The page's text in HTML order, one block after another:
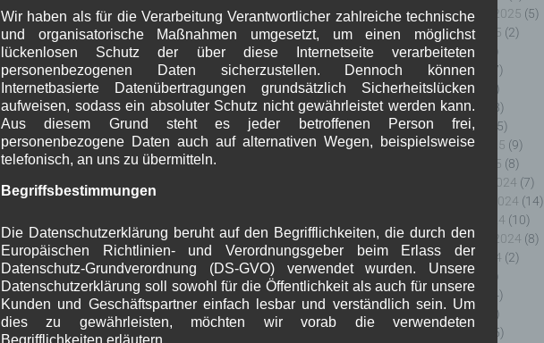
September 2025 (5)
August 2025 (2)
Juli 2025
(9)
Juni 2025
(7)
Mai 2025
(3)
April 2025
(8)
März 2025
(5)
Februar 2025 (9)
Januar 2025 (8)
Dezember 2024 (7)
November 2024 (14)
Oktober 2024 (10)
September 2024 (8)
August 2024 (2)
Juli 2024
(9)
Juni 2024
(4)
Mai 2024
(4)
(5)
Wir haben als für die Verarbeitung Verantwortlicher zahlreiche technische
und organisatorische Maßnahmen umgesetzt, um einen möglichst
lückenlosen Schutz der über diese Internetseite verarbeiteten
personenbezogenen Daten sicherzustellen. Dennoch können
Internetbasierte Datenübertragungen grundsätzlich Sicherheitslücken
aufweisen, sodass ein absoluter Schutz nicht gewährleistet werden kann.
Aus diesem Grund steht es jeder betroffenen Person frei,
personenbezogene Daten auch auf alternativen Wegen, beispielsweise
telefonisch, an uns zu übermitteln.
Begriffsbestimmungen
Die Datenschutzerklärung beruht auf den Begrifflichkeiten, die durch den
Europäischen Richtlinien- und Verordnungsgeber beim Erlass der
Datenschutz-Grundverordnung (DS-GVO) verwendet wurden. Unsere
Datenschutzerklärung soll sowohl für die Öffentlichkeit als auch für unsere
Kunden und Geschäftspartner einfach lesbar und verständlich sein. Um
dies zu gewährleisten, möchten wir vorab die verwendeten
Begrifflichkeiten erläutern.